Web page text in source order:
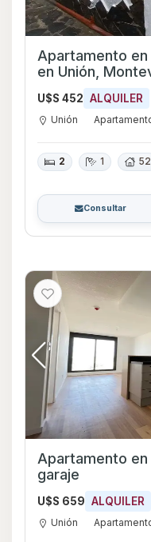
Apartamento
en Unión,
U$S 452 ALQUILER
Unión
2 1 52
Consultar
Apartamento
garaje
U$S 659 ALQUILER
Unión